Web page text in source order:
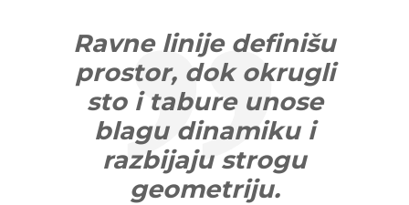
Ravne linije definišu
prostor, dok okrugli
sto i tabure unose
blagu dinamiku i
razbijaju strogu
geometriju.